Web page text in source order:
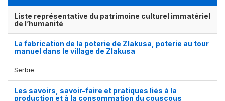
Liste représentative du patrimoine culturel immatériel
de l’humanité
La fabrication de la poterie de Zlakusa, poterie au tour
manuel dans le village de Zlakusa
Serbie
Les savoirs, savoir-faire et pratiques liés à la
production et à la consommation du couscous